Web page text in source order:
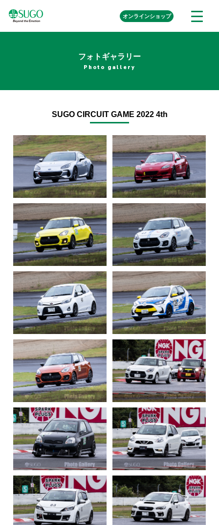
メ
オンラインショップ外
部
フォトギャラリー
Photo gallery
SUGO CIRCUIT GAME 2022 4th